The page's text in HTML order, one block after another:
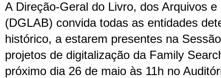
A Direção-Geral do Livro, dos Arquivos
(DGLAB) convida todas as entidades
histórico, a estarem presentes na
projetos de digitalização da Family
próximo dia 26 de maio às 11h no